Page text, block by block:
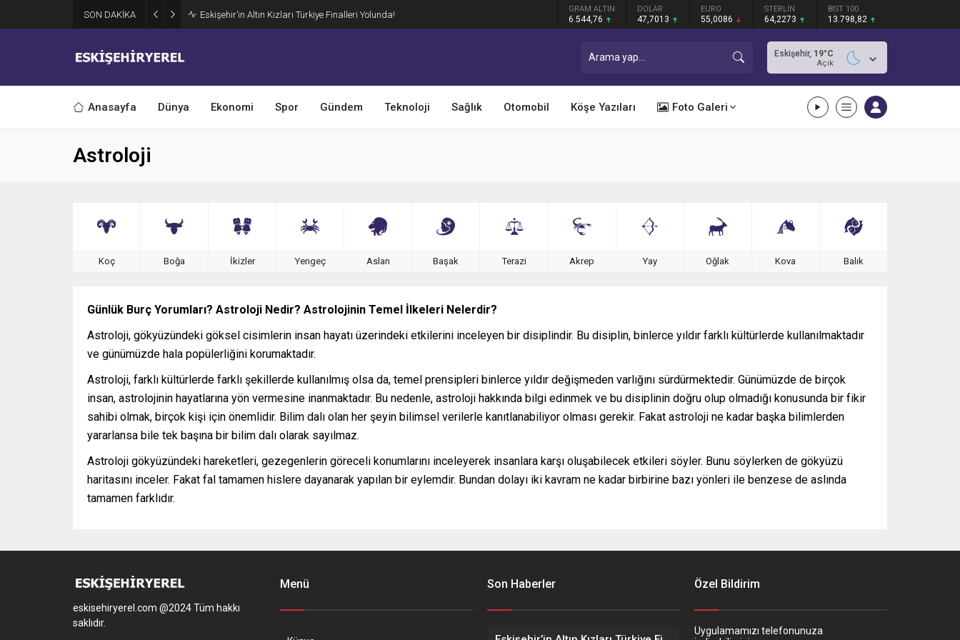
SON DAKİKA Eskişehir’in Altın Kızları Türkiye Finalleri Yolunda! GRAM ALTIN
6.544,76
DOLAR
47,7013
EURO
55,0086
STERLİN
64,2273
BIST 100
13.798,82
Eskişehir, 19°C
Açık
Anasayfa Dünya Ekonomi Spor Gündem Teknoloji Sağlık Otomobil Köşe Yazıları Foto Galeri
Astroloji
Koç Boğa İkizler Yengeç Aslan Başak Terazi Akrep Yay Oğlak Kova Balık
Günlük Burç Yorumları? Astroloji Nedir? Astrolojinin Temel İlkeleri Nelerdir?
Astroloji, gökyüzündeki göksel cisimlerin insan hayatı üzerindeki etkilerini inceleyen bir disiplindir. Bu disiplin, binlerce yıldır farklı kültürlerde kullanılmaktadır
ve günümüzde hala popülerliğini korumaktadır.
Astroloji, farklı kültürlerde farklı şekillerde kullanılmış olsa da, temel prensipleri binlerce yıldır değişmeden varlığını sürdürmektedir. Günümüzde de birçok
insan, astrolojinin hayatlarına yön vermesine inanmaktadır. Bu nedenle, astroloji hakkında bilgi edinmek ve bu disiplinin doğru olup olmadığı konusunda bir fikir
sahibi olmak, birçok kişi için önemlidir. Bilim dalı olan her şeyin bilimsel verilerle kanıtlanabiliyor olması gerekir. Fakat astroloji ne kadar başka bilimlerden
yararlansa bile tek başına bir bilim dalı olarak sayılmaz.
Astroloji gökyüzündeki hareketleri, gezegenlerin göreceli konumlarını inceleyerek insanlara karşı oluşabilecek etkileri söyler. Bunu söylerken de gökyüzü
haritasını inceler. Fakat fal tamamen hislere dayanarak yapılan bir eylemdir. Bundan dolayı iki kavram ne kadar birbirine bazı yönleri ile benzese de aslında
tamamen farklıdır.
eskisehiryerel.com @2024 Tüm hakkı
saklıdır.
Menü Son Haberler Özel Bildirim
Uygulamamızı telefonunuza